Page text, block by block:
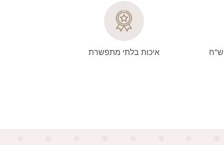
בקניה מעל 399 ש"ח איכות בלתי מתפשרת